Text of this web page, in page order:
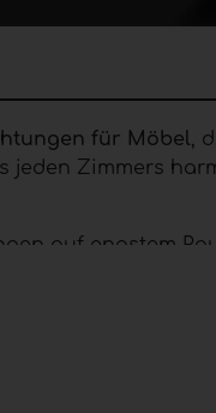
für Möbel,
jeden Zimmers
auf engstem
platzsparende
einigen Jahren